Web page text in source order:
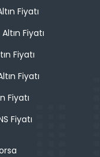
Fiyatı
Fiyatı
Fiyatı
Fiyatı
Fiyatı
Fiyatı